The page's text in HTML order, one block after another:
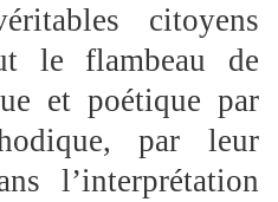
citoyens
le flambeau de
et poétique par
par leur
l’interprétation